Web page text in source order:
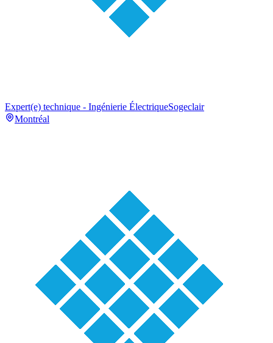
Expert(e) technique - Ingénierie ÉlectriqueSogeclair
Montréal